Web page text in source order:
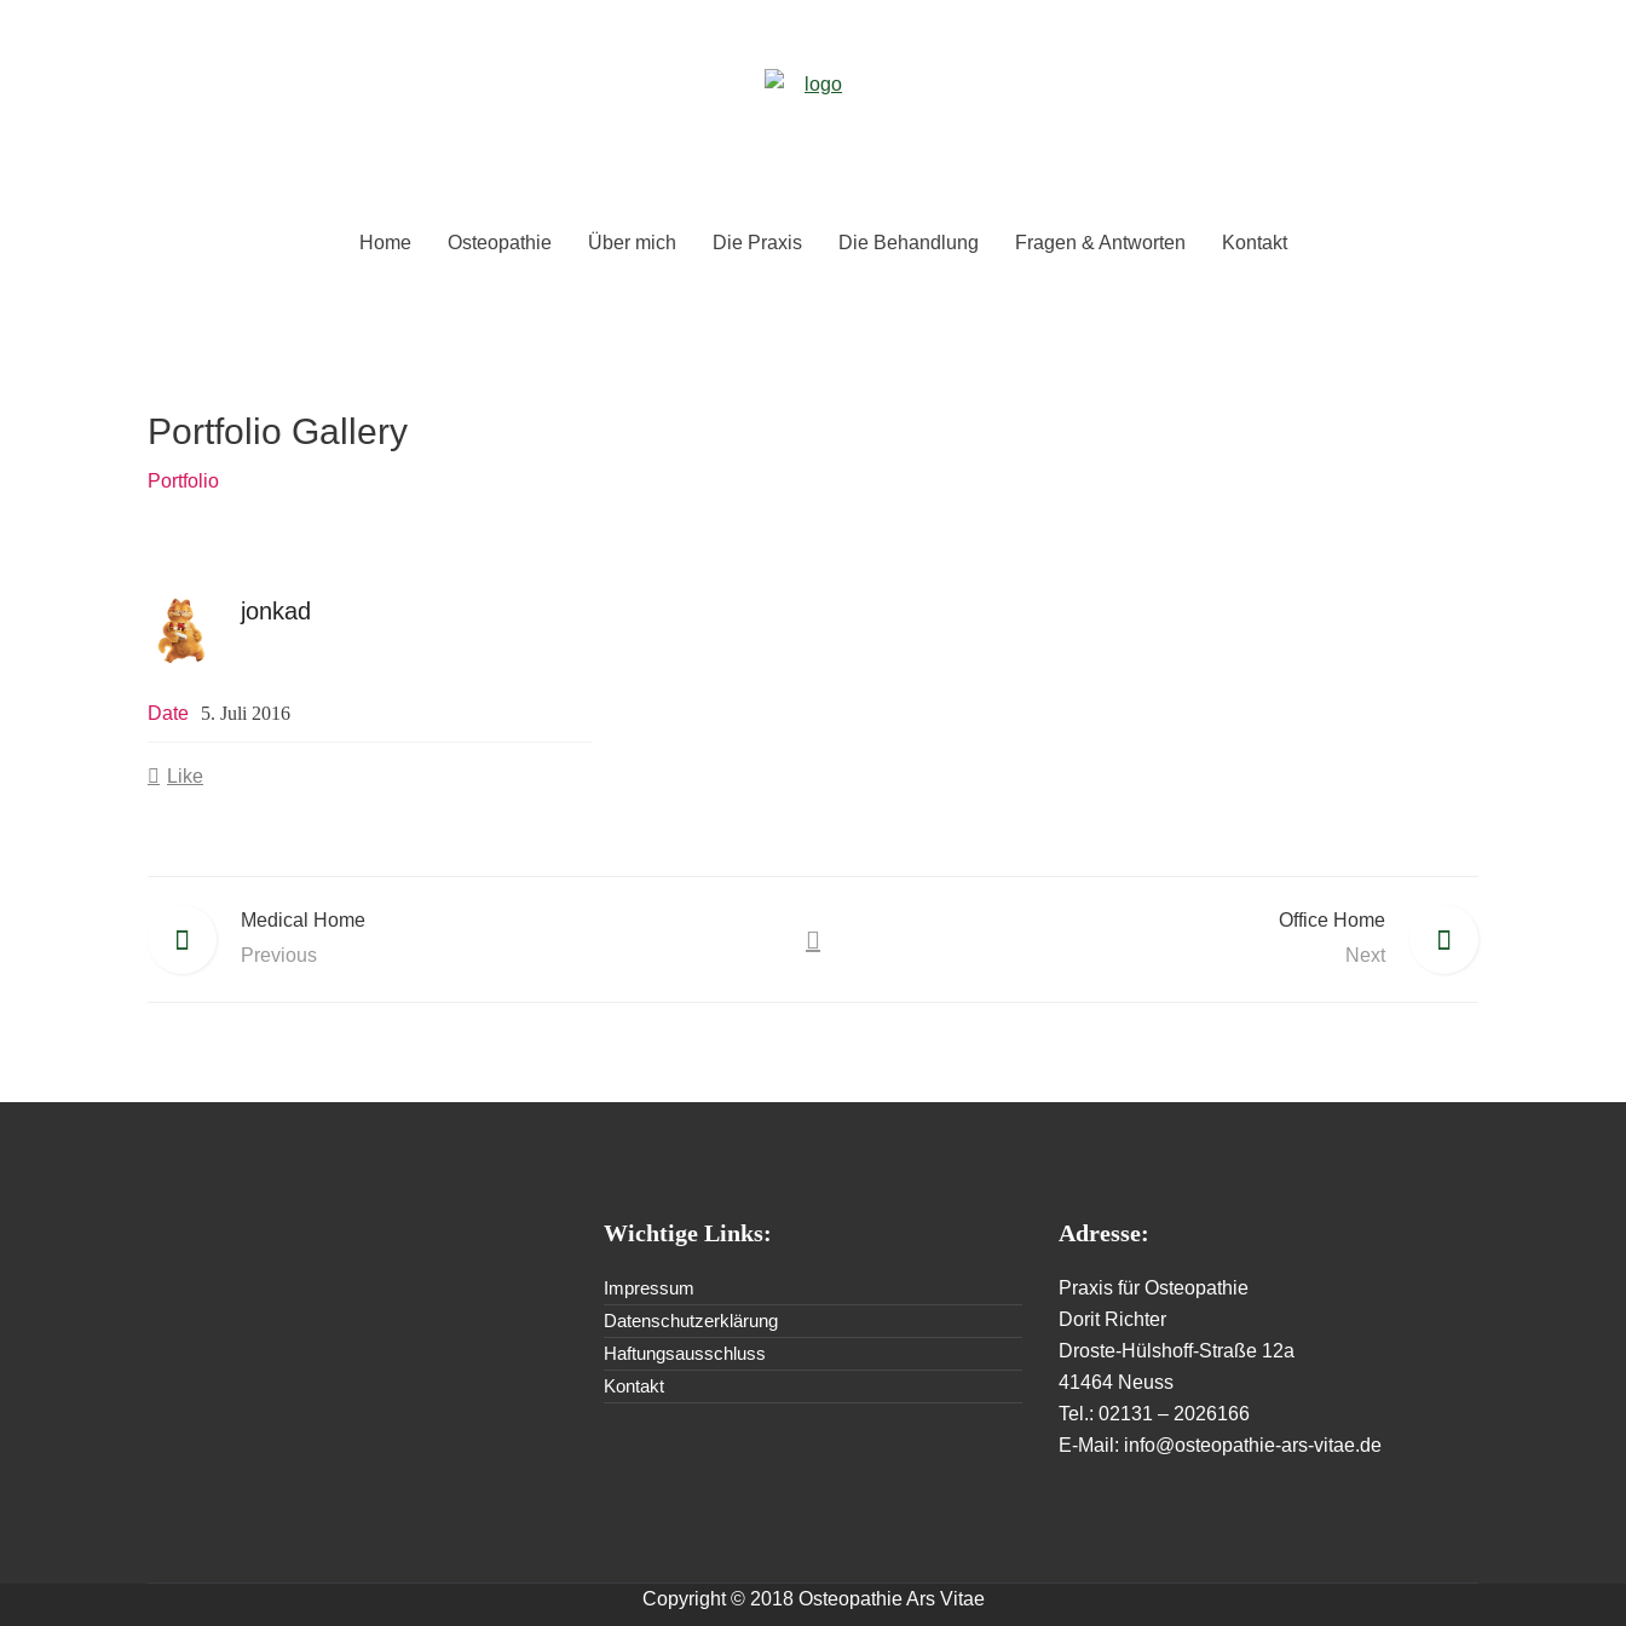
Home Osteopathie Über mich Die Praxis Die Behandlung Fragen & Antworten Kontakt
Portfolio Gallery
Portfolio
jonkad
Date 5. Juli 2016
Like
Medical Home
Previous
Office Home
Next
Wichtige Links:
Impressum
Datenschutzerklärung
Haftungsausschluss
Kontakt
Adresse:
Praxis für Osteopathie
Dorit Richter
Droste-Hülshoff-Straße 12a
41464 Neuss
Tel.: 02131 – 2026166
E-Mail: info@osteopathie-ars-vitae.de
Copyright © 2018 Osteopathie Ars Vitae